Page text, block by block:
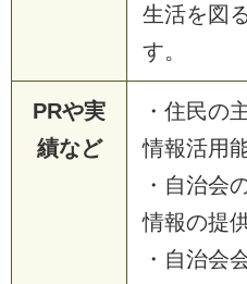
生活を図
す。
PRや実
績など
・住民の
情報活用
・自治会
情報の提
・自治会